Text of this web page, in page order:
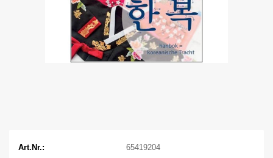
Art.Nr.:
65419204